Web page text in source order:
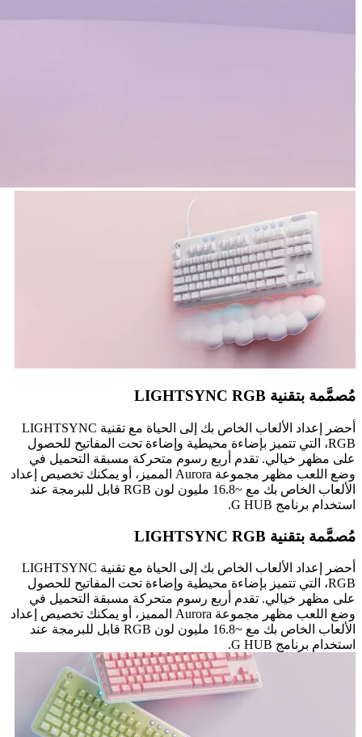
مُصمَّمة بتقنية LIGHTSYNC RGB
أحضر إعداد الألعاب الخاص بك إلى الحياة مع تقنية LIGHTSYNC
RGB، التي تتميز بإضاءة محيطية وإضاءة تحت المفاتيح للحصول
على مظهر خيالي. تقدم أربع رسوم متحركة مسبقة التحميل في
وضع اللعب مظهر مجموعة Aurora المميز، أو يمكنك تخصيص إعداد
الألعاب الخاص بك مع ~16.8 مليون لون RGB قابل للبرمجة عند
استخدام برنامج G HUB.
مُصمَّمة بتقنية LIGHTSYNC RGB
أحضر إعداد الألعاب الخاص بك إلى الحياة مع تقنية LIGHTSYNC
RGB، التي تتميز بإضاءة محيطية وإضاءة تحت المفاتيح للحصول
على مظهر خيالي. تقدم أربع رسوم متحركة مسبقة التحميل في
وضع اللعب مظهر مجموعة Aurora المميز، أو يمكنك تخصيص إعداد
الألعاب الخاص بك مع ~16.8 مليون لون RGB قابل للبرمجة عند
استخدام برنامج G HUB.